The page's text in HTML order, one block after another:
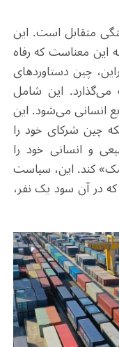
متقابل است. این
این معناست که رفاه
چین دستاوردهای
می‌گذارد. این شامل
انسانی می‌شود. این
چین شرکای خود را
و انسانی خود را
کند. این، سیاست
در آن سود یک نفر،